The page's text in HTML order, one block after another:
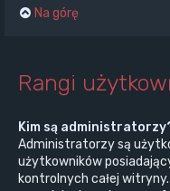
Na górę
Rangi
Kim są
Administratorzy są
użytkowników
kontrolnych całej